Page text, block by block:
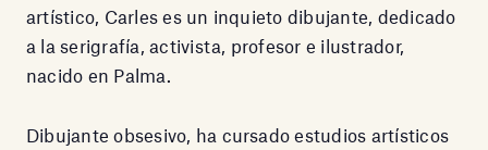
artístico, Carles es un inquieto dibujante, dedicado
a la serigrafía, activista, profesor e ilustrador,
nacido en Palma.
Dibujante obsesivo, ha cursado estudios artísticos